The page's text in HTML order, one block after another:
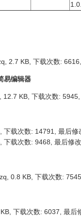
2.7 KB, 下载次数:
易编辑器
12.7 KB, 下载次数:
下载次数: 14791, 最后
下载次数: 9468, 最后修
0.8 KB, 下载次数:
下载次数: 6037, 最后